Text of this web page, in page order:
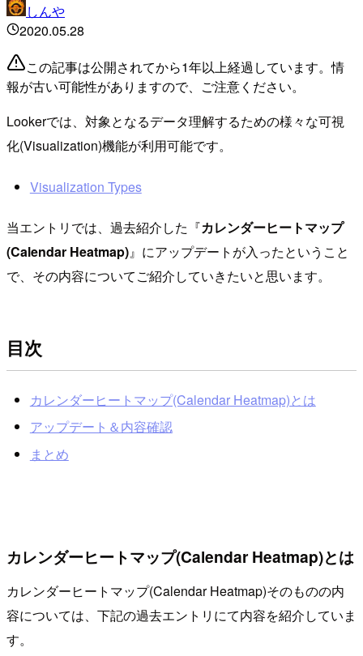
しんや
2020.05.28
この記事は公開されてから1年以上経過しています。情
報が古い可能性がありますので、ご注意ください。
Lookerでは、対象となるデータ理解するための様々な可視
化(Visualization)機能が利用可能です。
Visualization Types
当エントリでは、過去紹介した『カレンダーヒートマップ
(Calendar Heatmap)』にアップデートが入ったということ
で、その内容についてご紹介していきたいと思います。
目次
カレンダーヒートマップ(Calendar Heatmap)とは
アップデート＆内容確認
まとめ
カレンダーヒートマップ(Calendar Heatmap)とは
カレンダーヒートマップ(Calendar Heatmap)そのものの内
容については、下記の過去エントリにて内容を紹介していま
す。